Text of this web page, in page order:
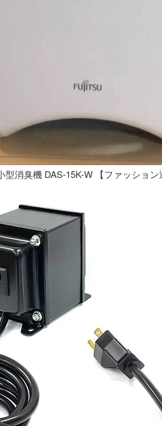
型消臭機 DAS-15K-W 【ファッション